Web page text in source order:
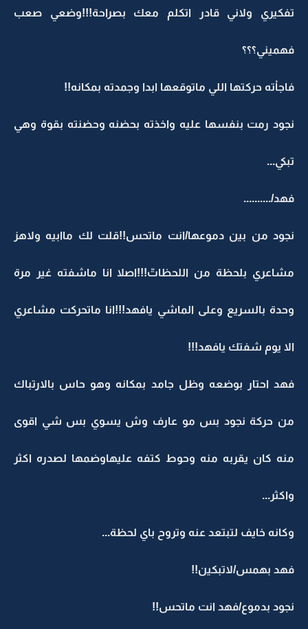
تفكيري ولاني قادر اتكلم معك بصراحة!!!وضعي صعب
فهميني؟؟؟
فاجاْته حركتها اللي ماتوقعها ابدا وجمدته بمكانه!!
نجود رمت بنفسها عليه واخذته بحضنه وحضنته بقوة وهي
تبكي...
فهد/..........
نجود من بين دموعها/انت ماتحس!!قلت لك ماابيه ولاهز
مشاعري بلحظة من اللحظاتّ!!!اصلا انا ماشفته غير مرة
وحدة بالسريع وعلى الماشي يافهد!!!انا ماتحركت مشاعري
الا يوم شفتك يافهد!!!
فهد احتار بوضعه وظل جامد بمكانه وهو حاس بالارتباك
من حركة نجود بس مو عارف وش يسوي بس شي اقوى
منه كان يقربه منه وحوط كتفه عليهاوضمها لصدره اكثر
واكثر...
وكانه خايف لتبتعد عنه وتروح باي لحظة...
فهد بهمس/لاتبكين!!
نجود بدموع/فهد انت ماتحس!!